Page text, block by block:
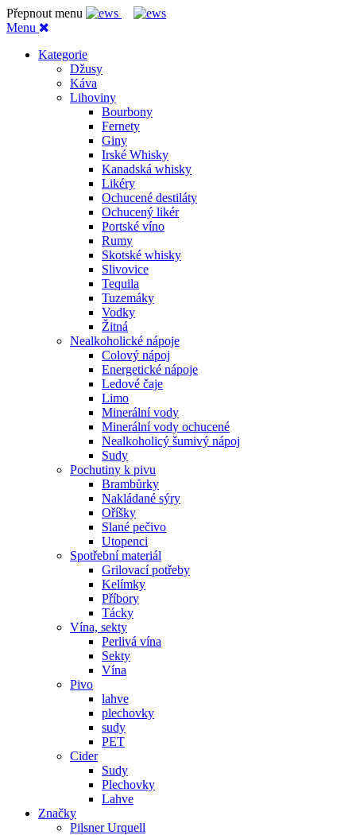
Přepnout menu
Menu
Kategorie
Džusy
Káva
Lihoviny
Bourbony
Fernety
Giny
Irské Whisky
Kanadská whisky
Likéry
Ochucené destiláty
Ochucený likér
Portské víno
Rumy
Skotské whisky
Slivovice
Tequila
Tuzemáky
Vodky
Žitná
Nealkoholické nápoje
Colový nápoj
Energetické nápoje
Ledové čaje
Limo
Minerální vody
Minerální vody ochucené
Nealkoholicý šumivý nápoj
Sudy
Pochutiny k pivu
Brambůrky
Nakládané sýry
Oříšky
Slané pečivo
Utopenci
Spotřební materiál
Grilovací potřeby
Kelímky
Příbory
Tácky
Vína, sekty
Perlivá vína
Sekty
Vína
Pivo
lahve
plechovky
sudy
PET
Cider
Sudy
Plechovky
Lahve
Značky
Pilsner Urquell